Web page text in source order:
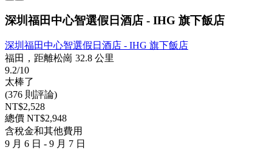
深圳福田中心智選假日酒店 - IHG 旗下飯店
深圳福田中心智選假日酒店 - IHG 旗下飯店
福田，距離松崗 32.8 公里
9.2/10
太棒了
(376 則評論)
NT$2,528
總價 NT$2,948
含稅金和其他費用
9 月 6 日 - 9 月 7 日